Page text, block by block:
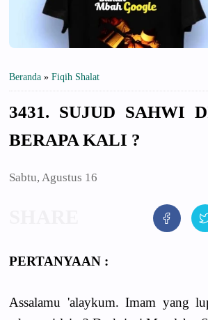
Beranda » Fiqih Shalat
3431. SUJUD SAHWI
BERAPA KALI ?
Sabtu, Agustus 16
PERTANYAAN :
Assalamu 'alaykum. Imam yang